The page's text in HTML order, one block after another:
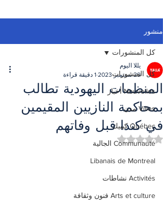
منشور
كل المنشورات
Nouvelles أخبار
Villes مدن
Québec كيبيك
Communauté الجالية
Libanais de Montreal
Activités نشاطات
Arts et culture فنون وثقافة
كل المنشورات
المنظمات اليهودية تطالب
بمحاكمة النازيين المقيمين
في كندا قبل وفاتهم
يللا اليوم
29 سبتمبر 2023
1 دقيقة قراءة
تم التقييم بـ ليس رقمًا من أصل 5 نجوم.